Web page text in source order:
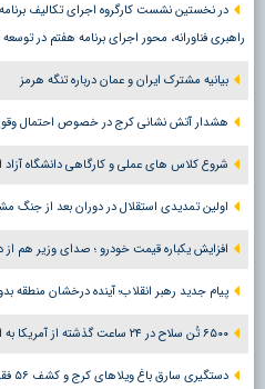
در نخستین نشست کارگروه اجرای تکالیف
راهبری فناورانه، محور اجرای برنامه هفتم در
بیانیه مشترک ایران و عمان درباره تنگه هرمز
هشدار آتش نشانی کرج در خصوص احتمال
شروع کلاس های عملی و کارگاهی دانشگاه
اولین تمدیدی استقلال در دوران بعد از
افزایش یکباره قیمت خودرو ؛ صدای وزیر هم
پیام جدید رهبر انقلاب؛ آینده درخشان منطقه
۶۵۰۰ تُن سلاح در ۲۴ ساعت گذشته از آمریکا به اسرائیل ارسال شد
دستگیری سارق باغ ویلاهای کرج و کشف ۵۶ فقره سرقت